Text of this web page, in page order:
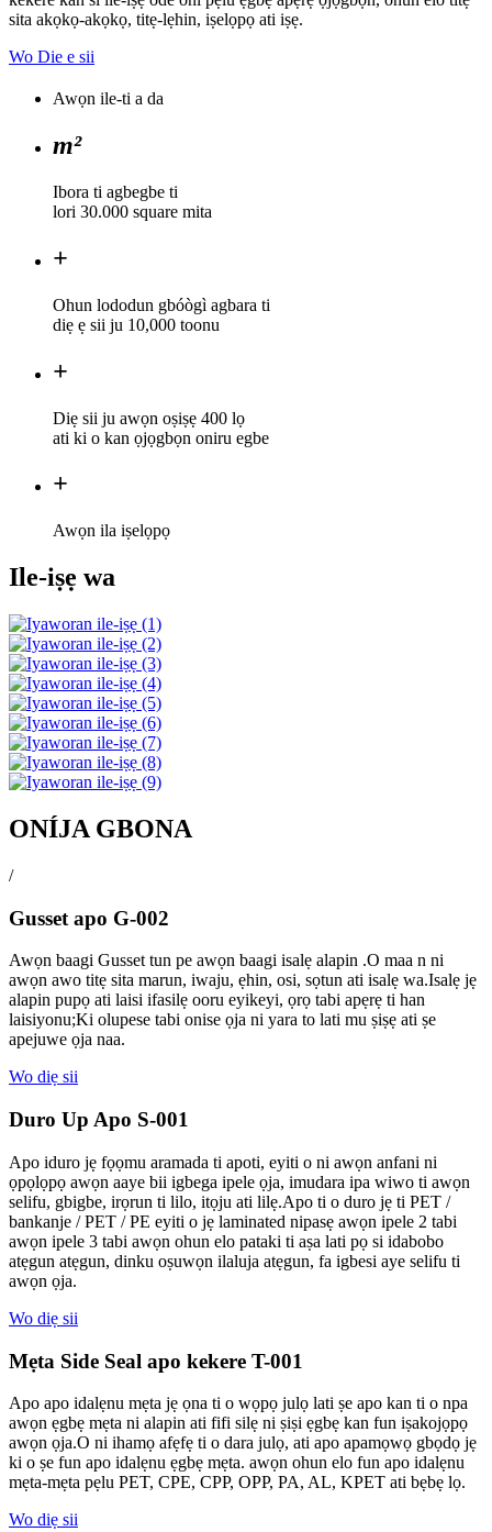
sita akọkọ-akọkọ, titẹ-lẹhin, iṣelọpọ ati iṣẹ.
Wo Die e sii
Awọn ile-ti a da
m²
Ibora ti agbegbe ti
lori 30.000 square mita
+
Ohun lododun gbóògì agbara ti
diẹ ẹ sii ju 10,000 toonu
+
Diẹ sii ju awọn oṣiṣẹ 400 lọ
ati ki o kan ọjọgbọn oniru egbe
+
Awọn ila iṣelọpọ
Ile-iṣẹ wa
ONÍJA GBONA
/
Gusset apo G-002
Awọn baagi Gusset tun pe awọn baagi isalẹ alapin .O maa n ni
awọn awo titẹ sita marun, iwaju, ẹhin, osi, sọtun ati isalẹ wa.Isalẹ jẹ
alapin pupọ ati laisi ifasilẹ ooru eyikeyi, ọrọ tabi apẹrẹ ti han
laisiyonu;Ki olupese tabi onise ọja ni yara to lati mu ṣiṣẹ ati ṣe
apejuwe ọja naa.
Wo diẹ sii
Duro Up Apo S-001
Apo iduro jẹ fọọmu aramada ti apoti, eyiti o ni awọn anfani ni
ọpọlọpọ awọn aaye bii igbega ipele ọja, imudara ipa wiwo ti awọn
selifu, gbigbe, irọrun ti lilo, itọju ati lilẹ.Apo ti o duro jẹ ti PET /
bankanje / PET / PE eyiti o jẹ laminated nipasẹ awọn ipele 2 tabi
awọn ipele 3 tabi awọn ohun elo pataki ti aṣa lati pọ si idabobo
atẹgun atẹgun, dinku oṣuwọn ilaluja atẹgun, fa igbesi aye selifu ti
awọn ọja.
Wo diẹ sii
Mẹta Side Seal apo kekere T-001
Apo apo idalẹnu mẹta jẹ ọna ti o wọpọ julọ lati ṣe apo kan ti o npa
awọn ẹgbẹ mẹta ni alapin ati fifi silẹ ni ṣiṣi ẹgbẹ kan fun iṣakojọpọ
awọn ọja.O ni ihamọ afẹfẹ ti o dara julọ, ati apo apamọwọ gbọdọ jẹ
ki o ṣe fun apo idalẹnu ẹgbẹ mẹta. awọn ohun elo fun apo idalẹnu
mẹta-mẹta pẹlu PET, CPE, CPP, OPP, PA, AL, KPET ati bẹbẹ lọ.
Wo diẹ sii